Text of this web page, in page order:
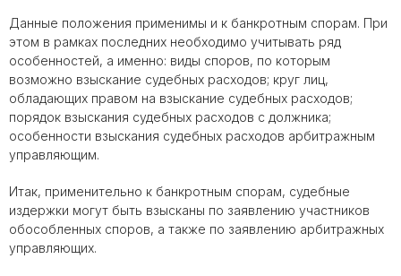
Данные положения применимы и к банкротным спорам. При
этом в рамках последних необходимо учитывать ряд
особенностей, а именно: виды споров, по которым
возможно взыскание судебных расходов; круг лиц,
обладающих правом на взыскание судебных расходов;
порядок взыскания судебных расходов с должника;
особенности взыскания судебных расходов арбитражным
управляющим.
Итак, применительно к банкротным спорам, судебные
издержки могут быть взысканы по заявлению участников
обособленных споров, а также по заявлению арбитражных
управляющих.